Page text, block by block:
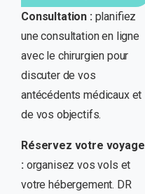
Consultation : planifiez
une consultation en ligne
avec le chirurgien pour
discuter de vos
antécédents médicaux et
de vos objectifs.
Réservez votre voyage
: organisez vos vols et
votre hébergement. DR